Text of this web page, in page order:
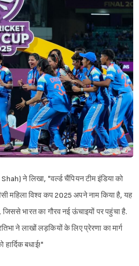
ने लिखा, "वर्ल्ड चैंपियन टीम इंडिया को
महिला विश्व कप 2025 अपने नाम किया है, यह
जिससे भारत का गौरव नई ऊंचाइयों पर पहुंचा है.
ने लाखों लड़कियों के लिए प्रेरणा का मार्ग
हार्दिक बधाई!"